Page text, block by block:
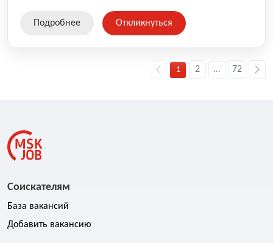
Подробнее Откликнуться
1 2 ... 72
Соискателям
База вакансий
Добавить вакансию